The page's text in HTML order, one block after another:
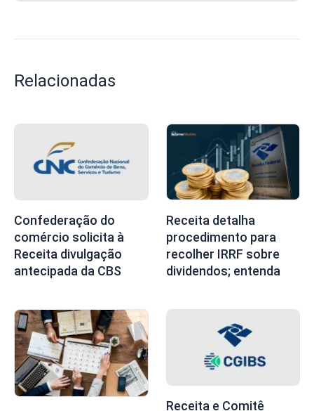
Relacionadas
Confederação do
comércio solicita à
Receita divulgação
antecipada da CBS
Receita detalha
procedimento para
recolher IRRF sobre
dividendos; entenda
Receita e Comitê